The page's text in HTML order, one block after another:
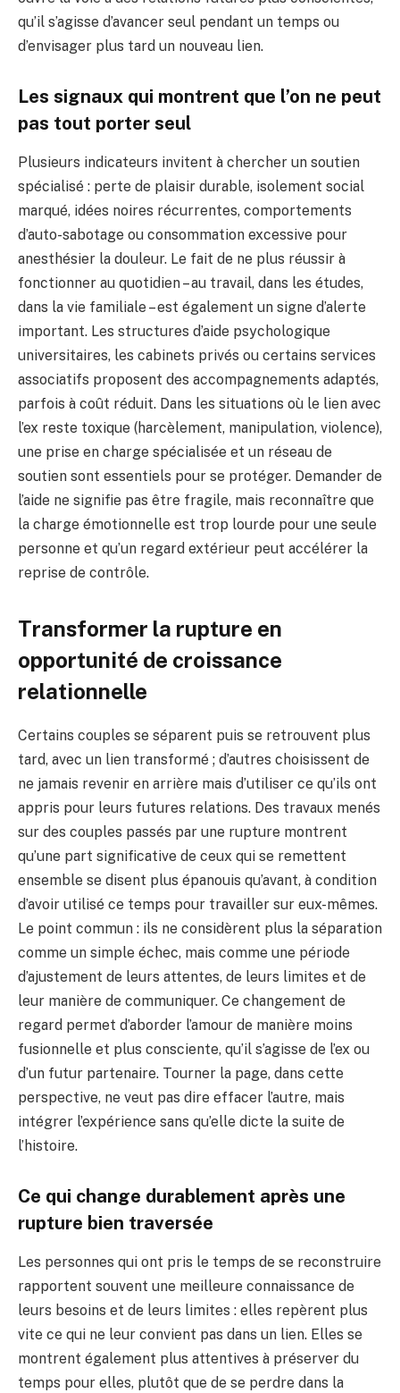
qu’il s’agisse d’avancer seul pendant un temps ou
d’envisager plus tard un nouveau lien.
Les signaux qui montrent que l’on ne peut
pas tout porter seul
Plusieurs indicateurs invitent à chercher un soutien
spécialisé : perte de plaisir durable, isolement social
marqué, idées noires récurrentes, comportements
d’auto-sabotage ou consommation excessive pour
anesthésier la douleur. Le fait de ne plus réussir à
fonctionner au quotidien – au travail, dans les études,
dans la vie familiale – est également un signe d’alerte
important. Les structures d’aide psychologique
universitaires, les cabinets privés ou certains services
associatifs proposent des accompagnements adaptés,
parfois à coût réduit. Dans les situations où le lien avec
l’ex reste toxique (harcèlement, manipulation, violence),
une prise en charge spécialisée et un réseau de
soutien sont essentiels pour se protéger. Demander de
l’aide ne signifie pas être fragile, mais reconnaître que
la charge émotionnelle est trop lourde pour une seule
personne et qu’un regard extérieur peut accélérer la
reprise de contrôle.
Transformer la rupture en
opportunité de croissance
relationnelle
Certains couples se séparent puis se retrouvent plus
tard, avec un lien transformé ; d’autres choisissent de
ne jamais revenir en arrière mais d’utiliser ce qu’ils ont
appris pour leurs futures relations. Des travaux menés
sur des couples passés par une rupture montrent
qu’une part significative de ceux qui se remettent
ensemble se disent plus épanouis qu’avant, à condition
d’avoir utilisé ce temps pour travailler sur eux-mêmes.
Le point commun : ils ne considèrent plus la séparation
comme un simple échec, mais comme une période
d’ajustement de leurs attentes, de leurs limites et de
leur manière de communiquer. Ce changement de
regard permet d’aborder l’amour de manière moins
fusionnelle et plus consciente, qu’il s’agisse de l’ex ou
d’un futur partenaire. Tourner la page, dans cette
perspective, ne veut pas dire effacer l’autre, mais
intégrer l’expérience sans qu’elle dicte la suite de
l’histoire.
Ce qui change durablement après une
rupture bien traversée
Les personnes qui ont pris le temps de se reconstruire
rapportent souvent une meilleure connaissance de
leurs besoins et de leurs limites : elles repèrent plus
vite ce qui ne leur convient pas dans un lien. Elles se
montrent également plus attentives à préserver du
temps pour elles, plutôt que de se perdre dans la